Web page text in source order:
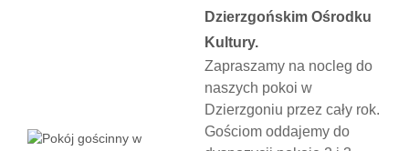
Dzierzgońskim Ośrodku
Kultury.
Zapraszamy na nocleg do
naszych pokoi w
Dzierzgoniu przez cały rok.
Gościom oddajemy do